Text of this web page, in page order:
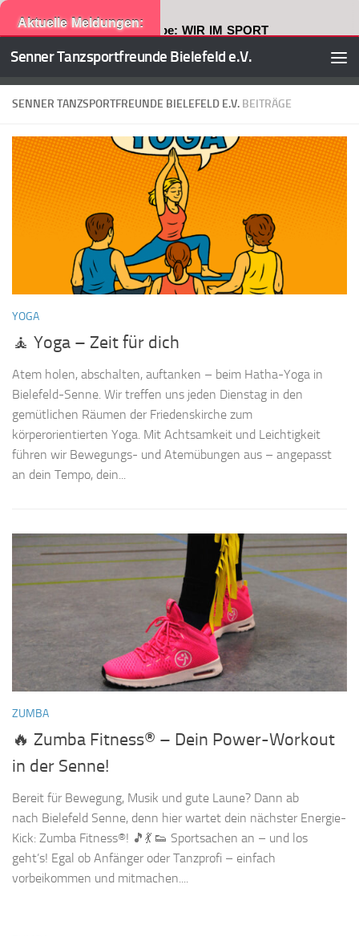
Aktuelle Meldungen:
Neuste Ausgabe: WIR IM SPORT
Zum Inhalt springen
Senner Tanzsportfreunde Bielefeld e.V.
SENNER TANZSPORTFREUNDE BIELEFELD E.V. BEITRÄGE
YOGA
🧘 Yoga – Zeit für dich
Atem holen, abschalten, auftanken – beim Hatha-Yoga in
Bielefeld-Senne. Wir treffen uns jeden Dienstag in den
gemütlichen Räumen der Friedenskirche zum
körperorientierten Yoga. Mit Achtsamkeit und Leichtigkeit
führen wir Bewegungs- und Atemübungen aus – angepasst
an dein Tempo, dein...
ZUMBA
🔥 Zumba Fitness® – Dein Power-Workout
in der Senne!
Bereit für Bewegung, Musik und gute Laune? Dann ab
nach Bielefeld Senne, denn hier wartet dein nächster Energie-
Kick: Zumba Fitness®! 🎵💃 👟 Sportsachen an – und los
geht’s! Egal ob Anfänger oder Tanzprofi – einfach
vorbeikommen und mitmachen....